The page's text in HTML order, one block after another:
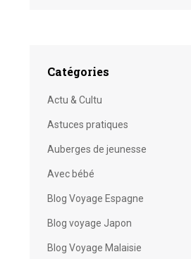
Catégories
Actu & Cultu
Astuces pratiques
Auberges de jeunesse
Avec bébé
Blog Voyage Espagne
Blog voyage Japon
Blog Voyage Malaisie